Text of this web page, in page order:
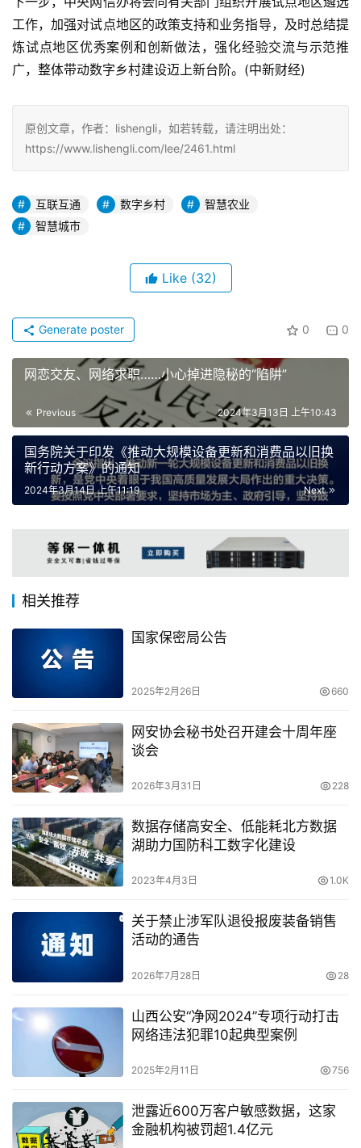
工作，加强对试点地区的政策支持和业务指导，及时总结提
炼试点地区优秀案例和创新做法，强化经验交流与示范推
广，整体带动数字乡村建设迈上新台阶。(中新财经)
原创文章，作者：lishengli，如若转载，请注明出处：
https://www.lishengli.com/lee/2461.html
互联互通 数字乡村
智慧农业
智慧城市
Like (32)
0 0
Generate poster
网恋交友、网络求职……小心掉进隐秘的“陷阱”
Previous 2024年3月13日 上午10:43
国务院关于印发《推动大规模设备更新和消费品以旧换
新行动方案》的通知
Next
2024年3月14日 上午11:19
相关推荐
国家保密局公告
2025年2月26日 660
网安协会秘书处召开建会十周年座
谈会
2026年3月31日 228
数据存储高安全、低能耗北方数据
湖助力国防科工数字化建设
2023年4月3日 1.0K
关于禁止涉军队退役报废装备销售
活动的通告
2026年7月28日 28
山西公安“净网2024”专项行动打击
网络违法犯罪10起典型案例
2025年2月11日 756
泄露近600万客户敏感数据，这家
金融机构被罚超1.4亿元